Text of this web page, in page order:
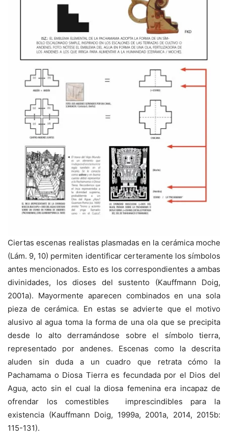
Ciertas escenas realistas plasmadas en la cerámica moche
(Lám. 9, 10) permiten identificar certeramente los símbolos
antes mencionados. Esto es los correspondientes a ambas
divinidades, los dioses del sustento (Kauffmann Doig,
2001a). Mayormente aparecen combinados en una sola
pieza de cerámica. En estas se advierte que el motivo
alusivo al agua toma la forma de una ola que se precipita
desde lo alto derramándose sobre el símbolo tierra,
representado por andenes. Escenas como la descrita
aluden sin duda a un cuadro que retrata cómo la
Pachamama o Diosa Tierra es fecundada por el Dios del
Agua, acto sin el cual la diosa femenina era incapaz de
ofrendar los comestibles imprescindibles para la
existencia (Kauffmann Doig, 1999a, 2001a, 2014, 2015b:
115-131).